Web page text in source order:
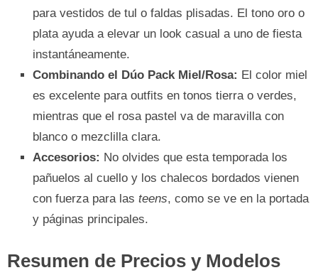
para vestidos de tul o faldas plisadas. El tono oro o
plata ayuda a elevar un look casual a uno de fiesta
instantáneamente.
Combinando el Dúo Pack Miel/Rosa: El color miel
es excelente para outfits en tonos tierra o verdes,
mientras que el rosa pastel va de maravilla con
blanco o mezclilla clara.
Accesorios: No olvides que esta temporada los
pañuelos al cuello y los chalecos bordados vienen
con fuerza para las teens, como se ve en la portada
y páginas principales.
Resumen de Precios y Modelos